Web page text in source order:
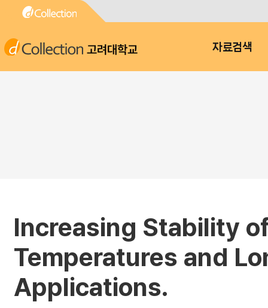
고려대학교 자료검색
Increasing Stability
Temperatures and
Applications.